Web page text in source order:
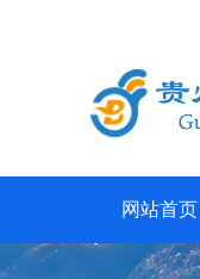
网站首页